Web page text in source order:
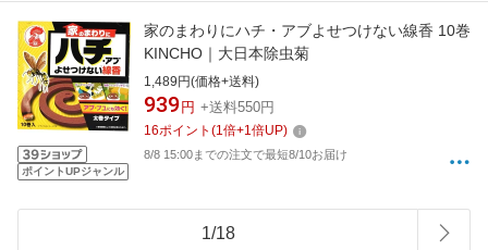
ポイントUPジャンル
家のまわりにハチ・アブよせつけない線香 10巻
KINCHO｜大日本除虫菊
1,489円(価格+送料)
939 円 +送料550円
16ポイント (1倍+1倍UP)
8/8 15:00までの注文で最短8/10お届け
1/18